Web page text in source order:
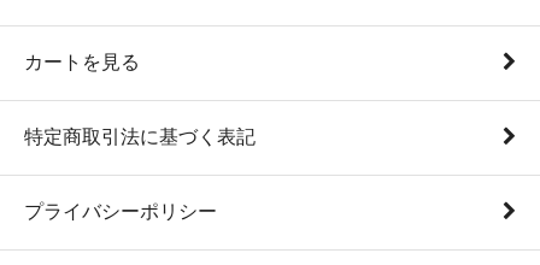
カートを見る
特定商取引法に基づく表記
プライバシーポリシー